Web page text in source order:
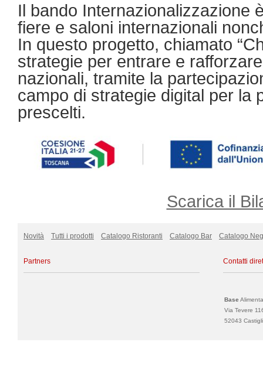
Il bando Internazionalizzazione
fiere e saloni internazionali
In questo progetto, chiamato
strategie per entrare e
nazionali, tramite la
campo di strategie digital per la
prescelti.
Scarica il
Novità Tutti i prodotti Catalogo Ristoranti Catalogo Bar Catalogo
Partners Contatti
Base
Via Tevere
52043